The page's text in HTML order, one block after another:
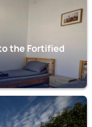
the Fortified